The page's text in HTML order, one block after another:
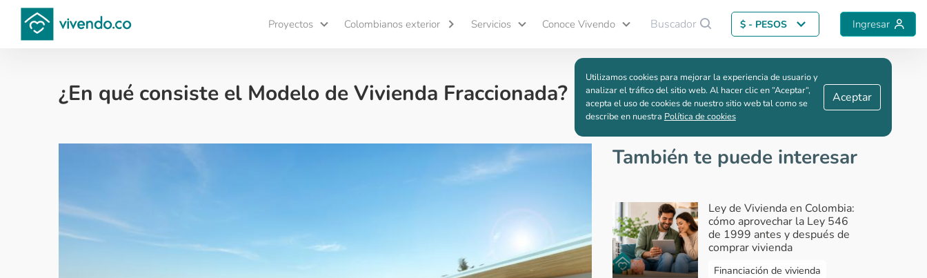
Proyectos Colombianos exterior Servicios Conoce Vivendo Buscador $ - PESOS Ingresar
¿En qué consiste el Modelo de Vivienda Fraccionada?
También te puede interesar
Ley de Vivienda en Colombia:
cómo aprovechar la Ley 546
de 1999 antes y después de
comprar vivienda
Financiación de vivienda
Utilizamos cookies para mejorar la experiencia de usuario y
analizar el tráfico del sitio web. Al hacer clic en “Aceptar“,
acepta el uso de cookies de nuestro sitio web tal como se
describe en nuestra Política de cookies
Aceptar
Compara proyectos Guardar comparación